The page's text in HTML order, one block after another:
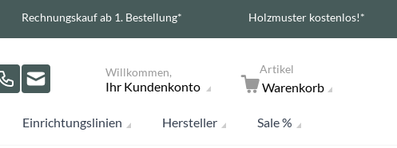
Rechnungskauf ab 1. Bestellung* Holzmuster kostenlos!*
Willkommen,
Ihr Kundenkonto
Artikel
Warenkorb
Einrichtungslinien Hersteller Sale %